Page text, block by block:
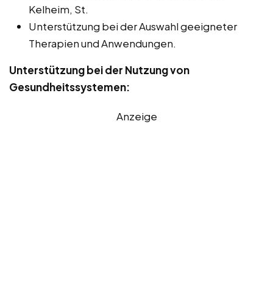
Kelheim, St.
Unterstützung bei der Auswahl geeigneter
Therapien und Anwendungen.
Unterstützung bei der Nutzung von
Gesundheitssystemen:
Anzeige